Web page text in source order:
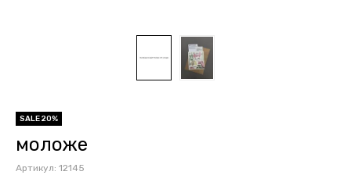
SALE 20%
моложе
Артикул: 12145